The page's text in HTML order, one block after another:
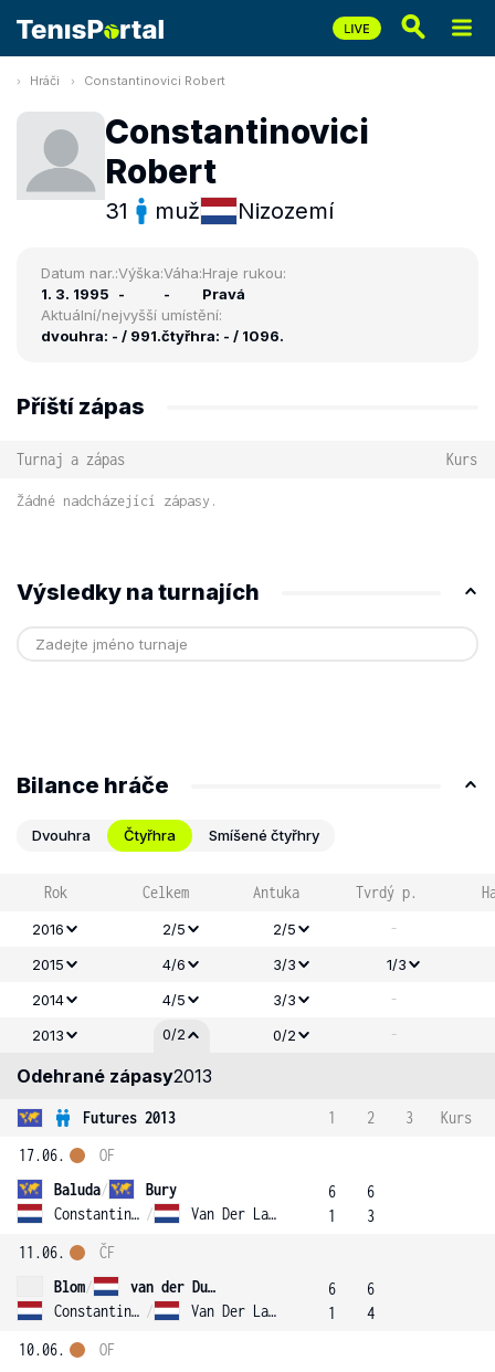
Hráči Constantinovici Robert
Constantinovici
Robert
31 muž Nizozemí
Datum nar.:
1. 3. 1995
Výška:
-
Váha:
-
Hraje rukou:
Pravá
Aktuální/nejvyšší umístění:
dvouhra: - / 991.čtyřhra: - / 1096.
Příští zápas
Turnaj a zápas Kurs
Žádné nadcházející zápasy.
Výsledky na turnajích
Bilance hráče
Dvouhra Čtyřhra Smíšené čtyřhry
Rok Celkem Antuka Tvrdý p.
2016 2/5 2/5 -
2015 4/6 3/3
1/3
2014
4/5 3/3 -
2013 0/2 0/2 -
Odehrané zápasy2013
Futures 2013 1 2 3
Kurs
17.06.
Baluda/
Bury
Constantinovici / Van Der Lans
OF
6
1
6
3
11.06.
Blom/
van der Duim
Constantinovici / Van Der Lans
ČF
6
1
6
4
10.06.
OF